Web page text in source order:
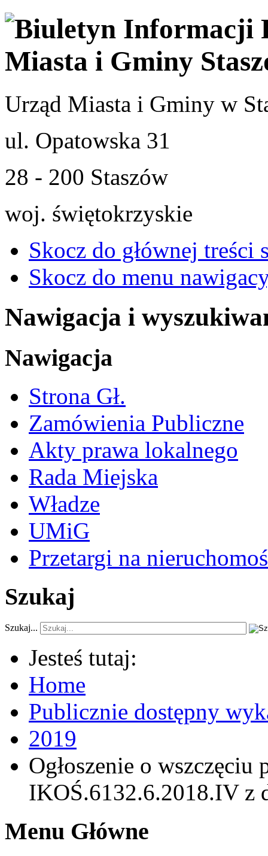
Urząd Miasta i Gminy w
ul. Opatowska 31
28 - 200 Staszów
woj. świętokrzyskie
Skocz do głównej treści
Skocz do menu
Nawigacja i
Nawigacja
Strona Gł.
Zamówienia Publiczne
Akty prawa lokalnego
Rada Miejska
Władze
UMiG
Przetargi na
Szukaj
Szukaj...
Jesteś tutaj:
Home
Publicznie dostępny
2019
Ogłoszenie o wszczęciu
IKOŚ.6132.6.2018.IV z
Menu Główne